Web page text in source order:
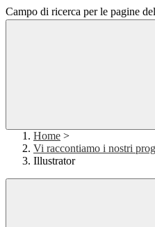
Campo di ricerca per le pagine
Home >
Vi raccontiamo i nostri
Illustrator